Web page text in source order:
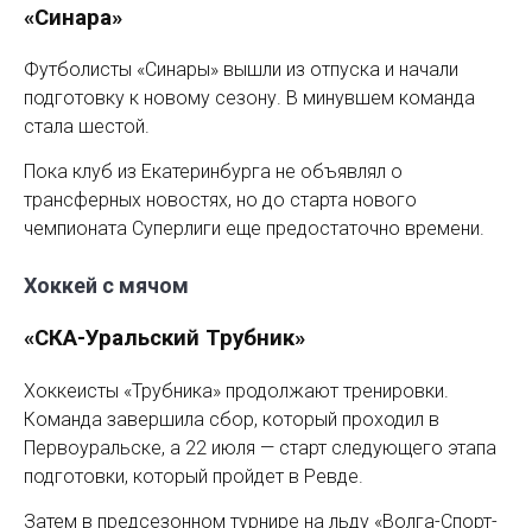
«Синара»
Футболисты «Синары» вышли из отпуска и начали
подготовку к новому сезону. В минувшем команда
стала шестой.
Пока клуб из Екатеринбурга не объявлял о
трансферных новостях, но до старта нового
чемпионата Суперлиги еще предостаточно времени.
Хоккей с мячом
«СКА-Уральский Трубник»
Хоккеисты «Трубника» продолжают тренировки.
Команда завершила сбор, который проходил в
Первоуральске, а 22 июля — старт следующего этапа
подготовки, который пройдет в Ревде.
Затем в предсезонном турнире на льду «Волга-Спорт-